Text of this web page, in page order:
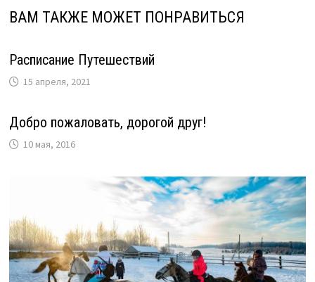
ВАМ ТАКЖЕ МОЖЕТ ПОНРАВИТЬСЯ
Расписание Путешествий
15 апреля, 2021
Добро пожаловать, дорогой друг!
10 мая, 2016